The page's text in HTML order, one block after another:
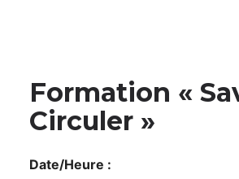
Formation «
Circuler »
Date/Heure :